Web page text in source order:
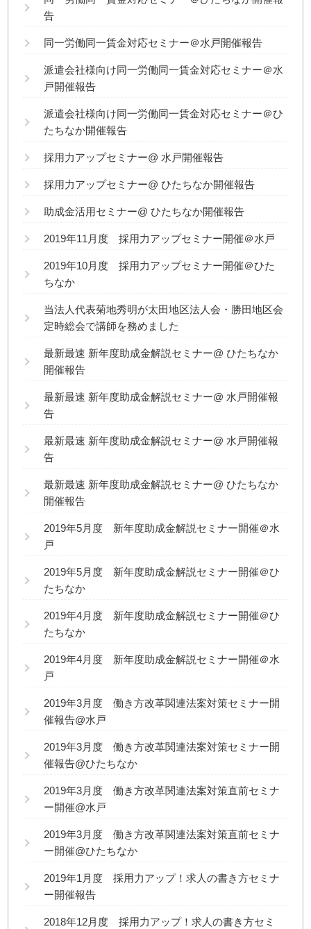
告
同一労働同一賃金対応セミナー＠水戸開催報告
派遣会社様向け同一労働同一賃金対応セミナー＠水
戸開催報告
派遣会社様向け同一労働同一賃金対応セミナー＠ひ
たちなか開催報告
採用力アップセミナー@ 水戸開催報告
採用力アップセミナー@ ひたちなか開催報告
助成金活用セミナー@ ひたちなか開催報告
2019年11月度 採用力アップセミナー開催＠水戸
2019年10月度 採用力アップセミナー開催＠ひた
ちなか
当法人代表菊地秀明が太田地区法人会・勝田地区会
定時総会で講師を務めました
最新最速 新年度助成金解説セミナー@ ひたちなか
開催報告
最新最速 新年度助成金解説セミナー@ 水戸開催報
告
最新最速 新年度助成金解説セミナー@ 水戸開催報
告
最新最速 新年度助成金解説セミナー@ ひたちなか
開催報告
2019年5月度 新年度助成金解説セミナー開催＠水
戸
2019年5月度 新年度助成金解説セミナー開催＠ひ
たちなか
2019年4月度 新年度助成金解説セミナー開催＠ひ
たちなか
2019年4月度 新年度助成金解説セミナー開催＠水
戸
2019年3月度 働き方改革関連法案対策セミナー開
催報告@水戸
2019年3月度 働き方改革関連法案対策セミナー開
催報告@ひたちなか
2019年3月度 働き方改革関連法案対策直前セミナ
ー開催@水戸
2019年3月度 働き方改革関連法案対策直前セミナ
ー開催@ひたちなか
2019年1月度 採用力アップ！求人の書き方セミナ
ー開催報告
2018年12月度 採用力アップ！求人の書き方セミ